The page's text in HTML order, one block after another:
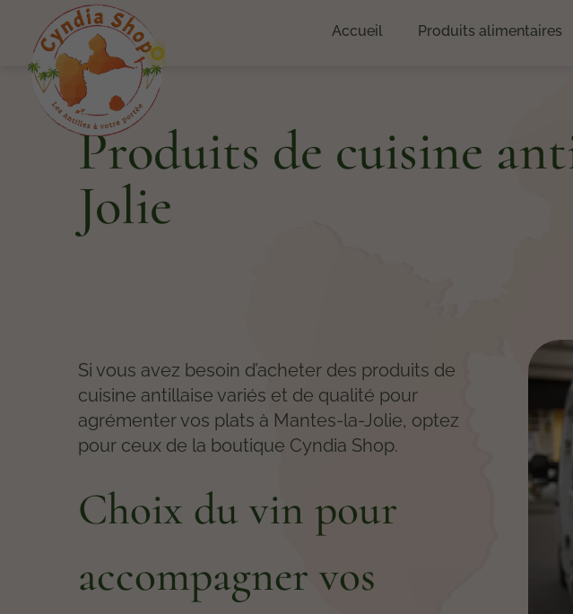
Accueil Produits alimentaires
Produits de cuisine
Jolie
Si vous avez besoin d’acheter des produits de
cuisine antillaise variés et de qualité pour
agrémenter vos plats à Mantes-la-Jolie, optez
pour ceux de la boutique Cyndia Shop.
Choix du vin pour
accompagner vos